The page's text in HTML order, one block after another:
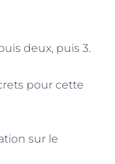
deux, puis 3.
pour cette
sur le